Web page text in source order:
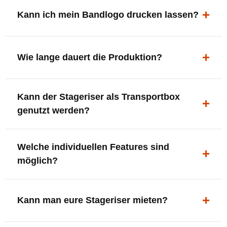
ergonomisch, sicher und gut sichtbar.
Kann ich mein Bandlogo drucken lassen?
deine Bühne, deine Marke.
Wie lange dauert die Produktion?
innerhalb Deutschlands kostenfrei.
Kann der Stageriser als Transportbox
genutzt werden?
oder Zubehör nutzen.
Welche individuellen Features sind
möglich?
XLR-Brücke / Schnittstelle
Setlist-Clip
Kann man eure Stageriser mieten?